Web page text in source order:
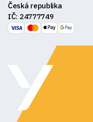
Reklamace a vrácení zboží
GDPR
Sluchátka
Reproduktory
Podložky pod myš
Česká republika
IČ: 24777749